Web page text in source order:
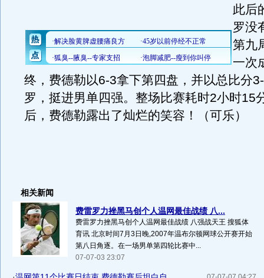
此后
罗没
第九
一次
终，费德勒以6-3拿下第四盘，并以总比分
罗，挺进男单四强。整场比赛耗时2小时15
后，费德勒露出了灿烂的笑容！（可乐）
相关新闻
费雷罗力挫黑马创个人温网最佳战绩 八...
费雷罗力挫黑马创个人温网最佳战绩 八强战天王 搜狐体
育讯 北京时间7月3日晚,2007年温布尔顿网球公开赛开始
第八日角逐。在一场男单第四轮比赛中...
07-07-03 23:07